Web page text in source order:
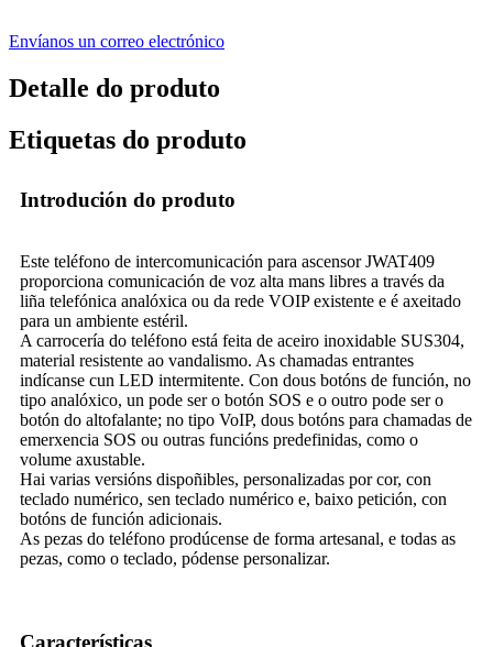
Envíanos un correo electrónico
Detalle do produto
Etiquetas do produto
Introdución do produto
Este teléfono de intercomunicación para ascensor JWAT409
proporciona comunicación de voz alta mans libres a través da
liña telefónica analóxica ou da rede VOIP existente e é axeitado
para un ambiente estéril.
A carrocería do teléfono está feita de aceiro inoxidable SUS304,
material resistente ao vandalismo. As chamadas entrantes
indícanse cun LED intermitente. Con dous botóns de función, no
tipo analóxico, un pode ser o botón SOS e o outro pode ser o
botón do altofalante; no tipo VoIP, dous botóns para chamadas de
emerxencia SOS ou outras funcións predefinidas, como o
volume axustable.
Hai varias versións dispoñibles, personalizadas por cor, con
teclado numérico, sen teclado numérico e, baixo petición, con
botóns de función adicionais.
As pezas do teléfono prodúcense de forma artesanal, e todas as
pezas, como o teclado, pódense personalizar.
Características